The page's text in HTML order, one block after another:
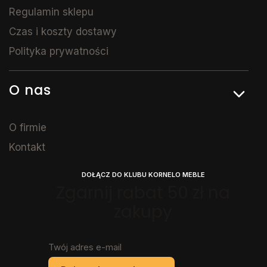
Regulamin sklepu
Czas i koszty dostawy
Polityka prywatności
O nas
O firmie
Kontakt
DOŁĄCZ DO KLUBU KORNELO MEBLE
Twój adres e-mail